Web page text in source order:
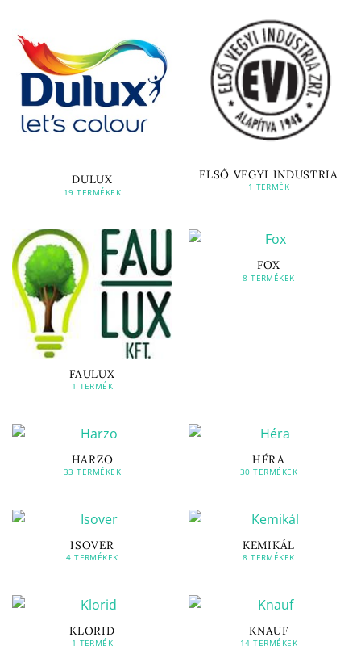
DULUX
19 TERMÉKEK
ELSŐ VEGYI INDUSTRIA
1 TERMÉK
FAULUX
1 TERMÉK
FOX
8 TERMÉKEK
HARZO
33 TERMÉKEK
HÉRA
30 TERMÉKEK
ISOVER
4 TERMÉKEK
KEMIKÁL
8 TERMÉKEK
KLORID
1 TERMÉK
KNAUF
14 TERMÉKEK